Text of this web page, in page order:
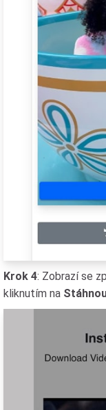
Krok 4: Zobrazí se
kliknutím na